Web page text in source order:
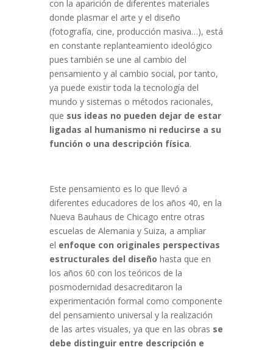
con la aparición de diferentes materiales
donde plasmar el arte y el diseño
(fotografía, cine, producción masiva…), está
en constante replanteamiento ideológico
pues también se une al cambio del
pensamiento y al cambio social, por tanto,
ya puede existir toda la tecnología del
mundo y sistemas o métodos racionales,
que sus ideas no pueden dejar de estar
ligadas al humanismo ni reducirse a su
función o una descripción física.
Este pensamiento es lo que llevó a
diferentes educadores de los años 40, en la
Nueva Bauhaus de Chicago entre otras
escuelas de Alemania y Suiza, a ampliar
el enfoque con originales perspectivas
estructurales del diseño hasta que en
los años 60 con los teóricos de la
posmodernidad desacreditaron la
experimentación formal como componente
del pensamiento universal y la realización
de las artes visuales, ya que en las obras se
debe distinguir entre descripción e